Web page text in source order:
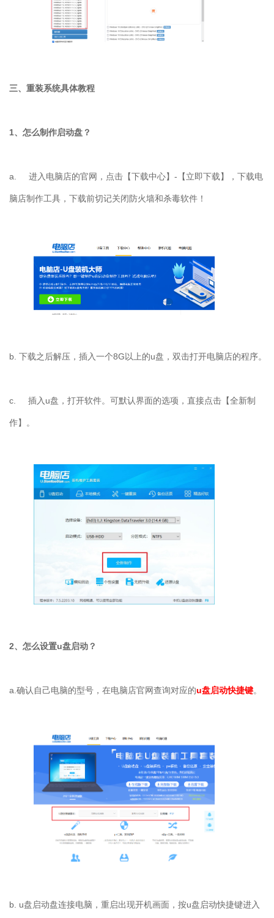
三、重装系统具体教程
1、怎么制作启动盘？
a. 进入电脑店的官网，点击【下载中心】-【立即下载】，下载电
脑店制作工具，下载前切记关闭防火墙和杀毒软件！
b. 下载之后解压，插入一个8G以上的u盘，双击打开电脑店的程序。
c. 插入u盘，打开软件。可默认界面的选项，直接点击【全新制
作】。
2、怎么设置u盘启动？
a.确认自己电脑的型号，在电脑店官网查询对应的u盘启动快捷键。
b. u盘启动盘连接电脑，重启出现开机画面，按u盘启动快捷键进入